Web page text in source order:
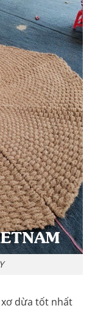
dừa tốt nhất